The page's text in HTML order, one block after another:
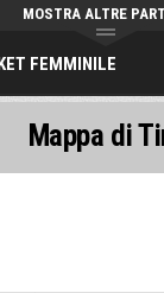
FEMMINILE
MOSTRA ALTRE
Mappa di